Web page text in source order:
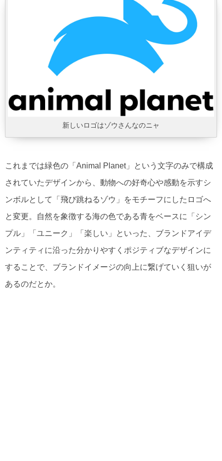
新しいロゴはゾウさんなのニャ
これまでは緑色の「Animal Planet」という文字のみで構成
されていたデザインから、動物への好奇心や感動を示すシ
ンボルとして「飛び跳ねるゾウ」をモチーフにしたロゴへ
と変更。自然を象徴する海の色である青をベースに「シン
プル」「ユニーク」「楽しい」といった、ブランドアイデ
ンティティに沿った分かりやすくポジティブなデザインに
することで、ブランドイメージの向上に繋げていく狙いが
あるのだとか。